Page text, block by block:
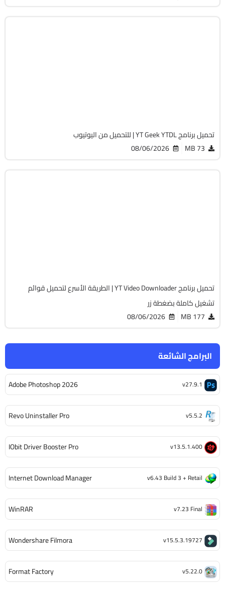
البرامج الشائعة
Adobe Photoshop 2026 v27.9.1
Revo Uninstaller Pro v5.5.2
IObit Driver Booster Pro v13.5.1.400
Internet Download Manager v6.43 Build 3 + Retail
WinRAR v7.23 Final
Wondershare Filmora v15.5.3.19727
Format Factory v5.22.0
تحميل برنامج YT Geek YTDL | للتحميل من اليوتيوب
73 MB
08/06/2026
تحميل برنامج YT Video Downloader | الطريقة الأسرع لتحميل قوائم
تشغيل كاملة بضغطة زر
177 MB
08/06/2026